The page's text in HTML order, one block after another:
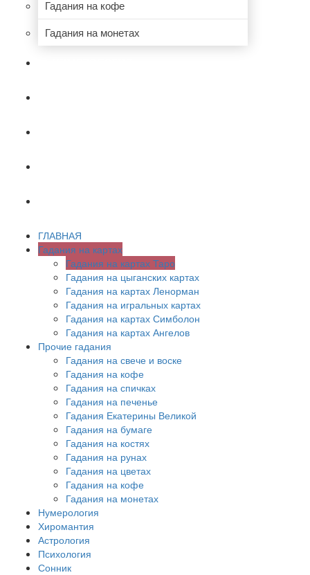
Гадания на кофе
Гадания на монетах
ГЛАВНАЯ
Гадания на картах
Гадания на картах Таро
Гадания на цыганских картах
Гадания на картах Ленорман
Гадания на игральных картах
Гадания на картах Симболон
Гадания на картах Ангелов
Прочие гадания
Гадания на свече и воске
Гадания на кофе
Гадания на спичках
Гадания на печенье
Гадания Екатерины Великой
Гадания на бумаге
Гадания на костях
Гадания на рунах
Гадания на цветах
Гадания на кофе
Гадания на монетах
Нумерология
Хиромантия
Астрология
Психология
Сонник